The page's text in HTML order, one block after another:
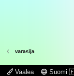
varasija
Vaalea
Suomi